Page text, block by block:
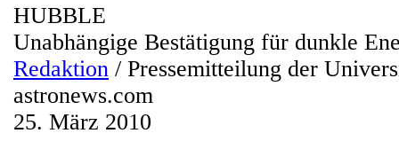
HUBBLE
Unabhängige Bestätigung für dunkle
Redaktion / Pressemitteilung der
astronews.com
25. März 2010